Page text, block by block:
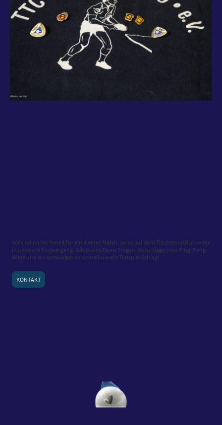
Wir sind immer bereit für ein kleines Match, sei es auf dem Tischtennistisch oder
in unserem Posteingang. Schick uns Deine Fragen, Vorschläge oder Ping-Pong-
Witze und wir antworten so schnell wie ein Topspin-Schlag!
KONTAKT